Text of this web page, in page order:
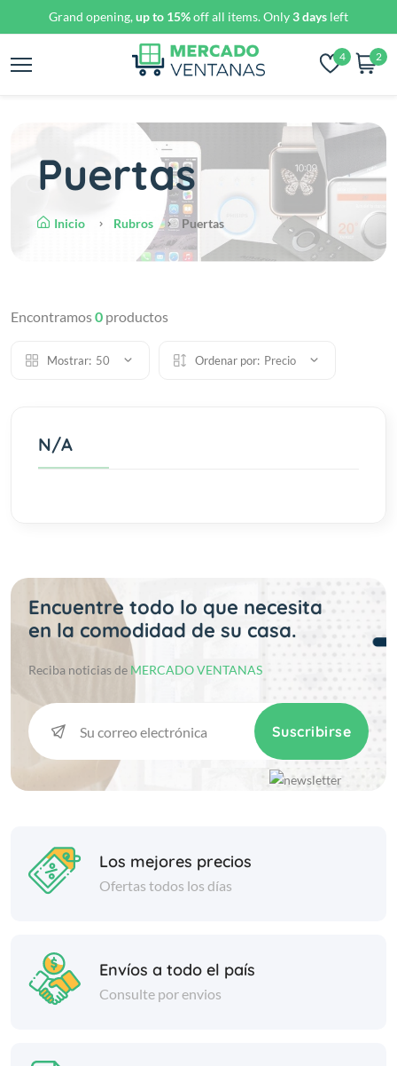
Grand opening,up to 15%off all items. Only3 days left
4 2
Puertas
Inicio Rubros Puertas
Encontramos0 productos
Mostrar: 50 Ordenar por: Precio
N/A
Encuentre todo lo que necesita
en la comodidad de su casa.
Reciba noticias de MERCADO VENTANAS
Suscribirse
Los mejores precios
Ofertas todos los días
Envíos a todo el país
Consulte por envios